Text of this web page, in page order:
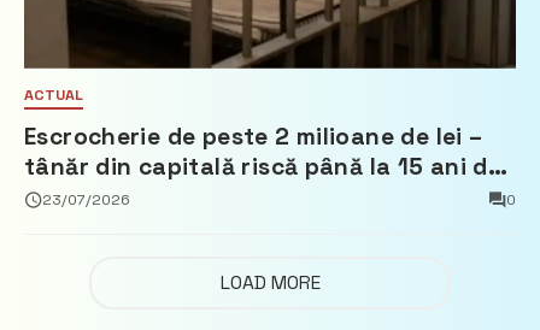
ACTUAL
Escrocherie de peste 2 milioane de lei –
tânăr din capitală riscă până la 15 ani de
închisoare
23/07/2026 0
LOAD MORE